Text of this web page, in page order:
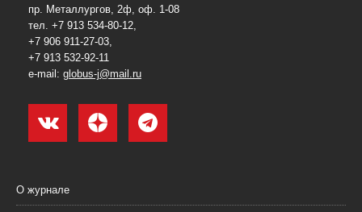
пр. Металлургов, 2ф, оф. 1-08
тел. +7 913 534-80-12,
+7 906 911-27-03,
+7 913 532-92-11
e-mail: globus-j@mail.ru
О журнале